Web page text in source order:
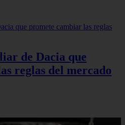
de Dacia que
reglas del mercado